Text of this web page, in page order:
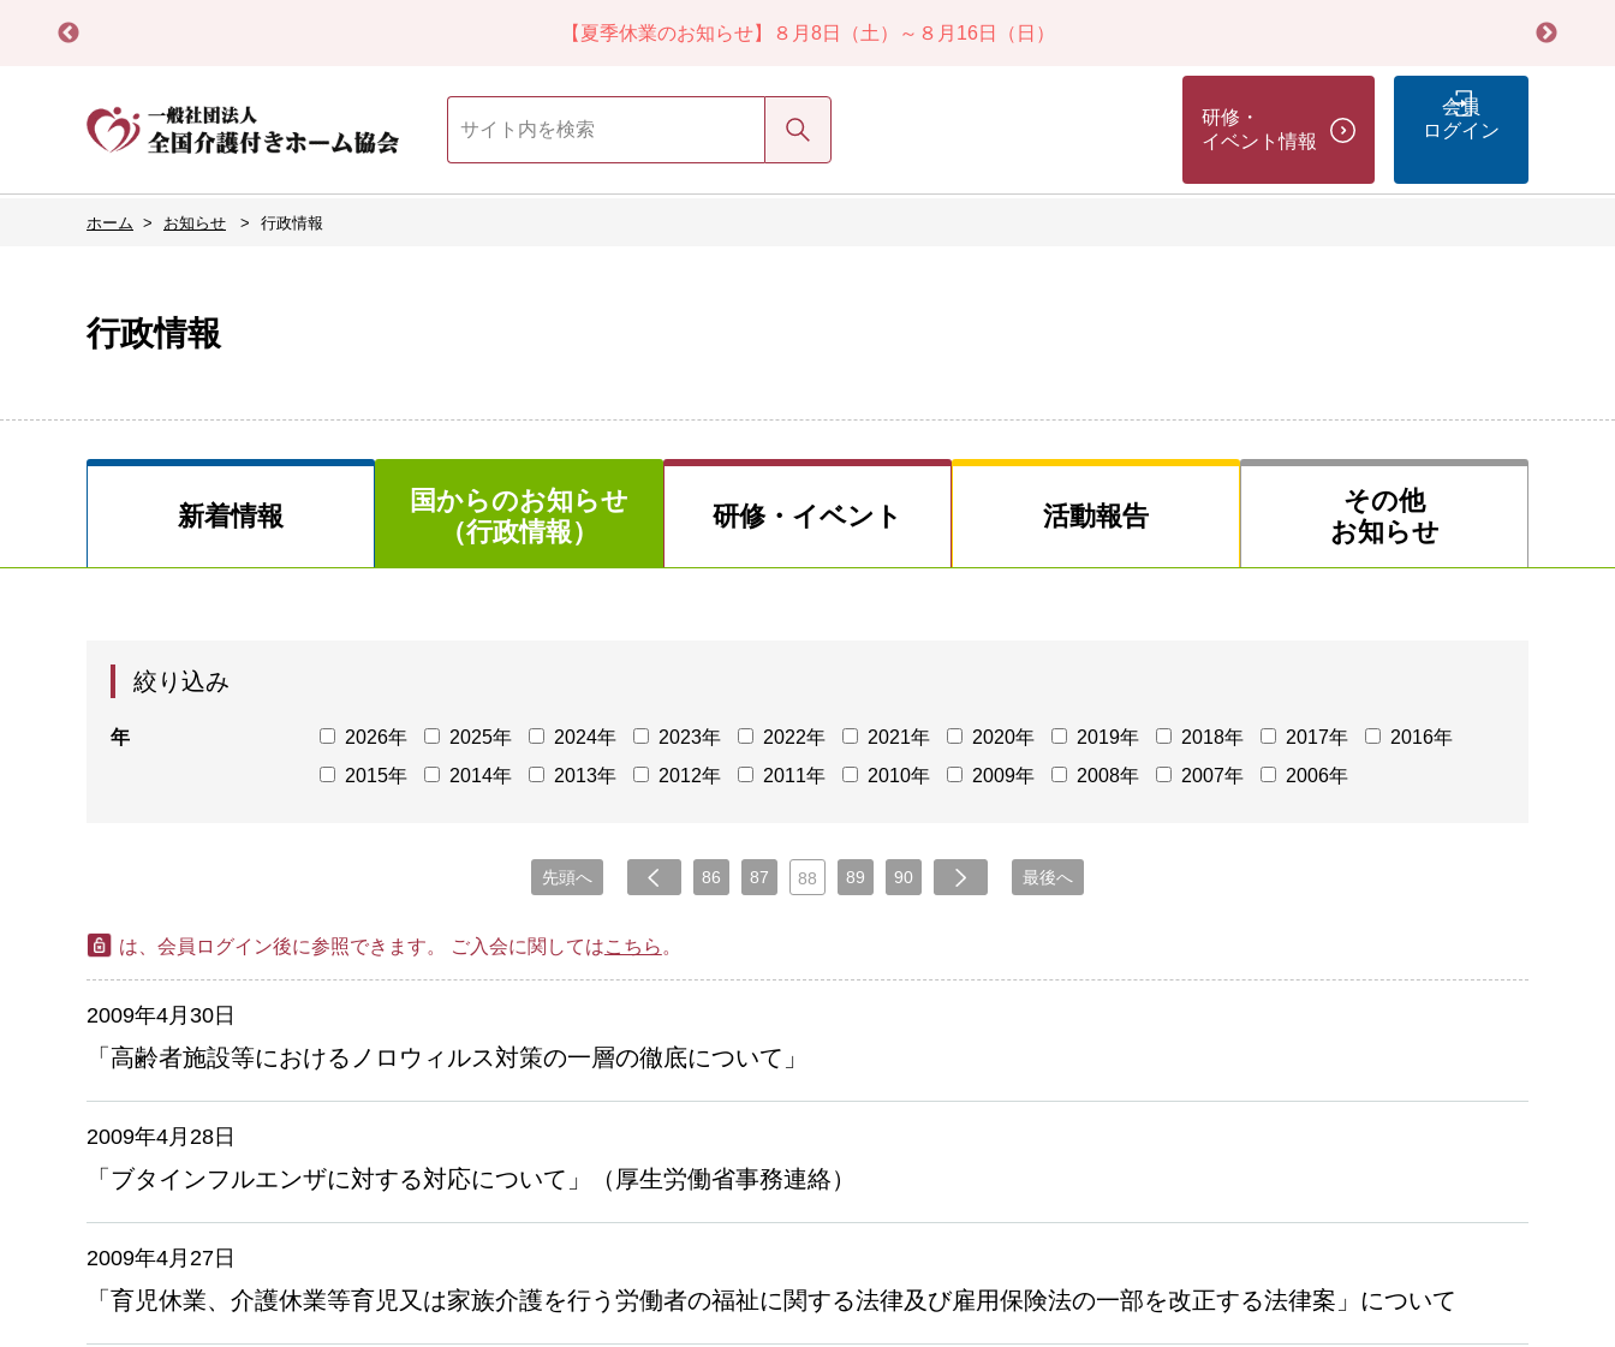
【夏季休業のお知らせ】８月8日（土）～８月16日（日）
検索
研修・
イベント情報
会員
ログイン
ホーム お知らせ 行政情報
行政情報
新着情報
国からのお知らせ
（行政情報）
研修・ イベント 活動報告
その他
お知らせ
絞り込み
年 2026年 2025年 2024年 2023年 2022年 2021年 2020年 2019年 2018年 2017年
2016年
2015年
2014年 2013年 2012年 2011年 2010年 2009年 2008年 2007年 2006年
先頭へ 86 87 88 89 90 最後へ
は、会員ログイン後に参照できます。 ご入会に関してはこちら 。
2009年4月30日
「高齢者施設等におけるノロウィルス対策の一層の徹底について」
2009年4月28日
「ブタインフルエンザに対する対応について」（厚生労働省事務連絡）
2009年4月27日
「育児休業、介護休業等育児又は家族介護を行う労働者の福祉に関する法律及び雇用保険法の一部を改正する法律案」について